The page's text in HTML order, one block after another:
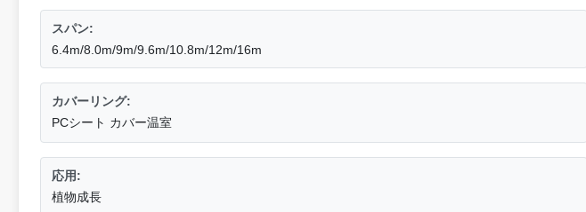
スパン:
6.4m/8.0m/9m/9.6m/10.8m/12m/16m
カバーリング:
PCシート カバー温室
応用:
植物成長